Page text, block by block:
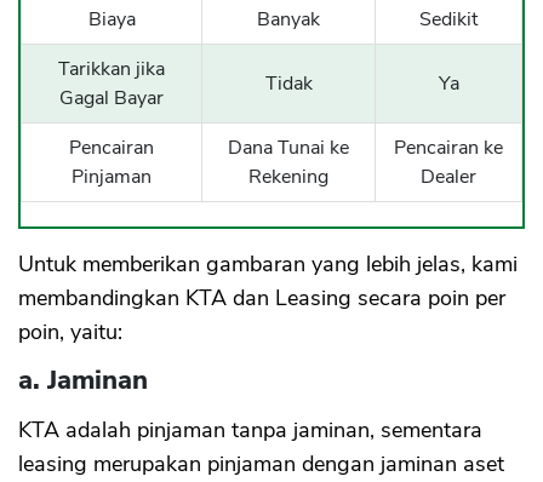
Biaya
Banyak
Sedikit
Tarikkan jika
Gagal Bayar
Tidak Ya
Pencairan
Pinjaman
Dana Tunai ke
Rekening
Pencairan ke
Dealer
Untuk memberikan gambaran yang lebih jelas, kami
membandingkan KTA dan Leasing secara poin per
poin, yaitu:
a. Jaminan
KTA adalah pinjaman tanpa jaminan, sementara
leasing merupakan pinjaman dengan jaminan aset